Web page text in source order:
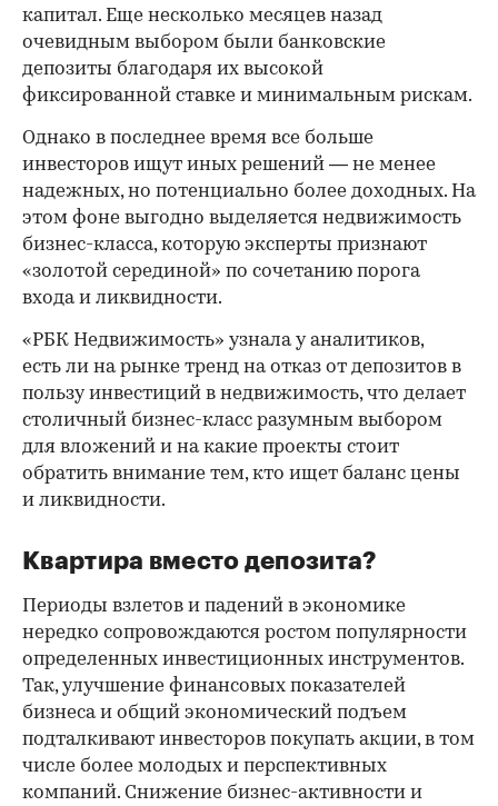
капитал. Еще несколько месяцев назад
очевидным выбором были банковские
депозиты благодаря их высокой
фиксированной ставке и минимальным рискам.
Однако в последнее время все больше
инвесторов ищут иных решений — не менее
надежных, но потенциально более доходных. На
этом фоне выгодно выделяется недвижимость
бизнес-класса, которую эксперты признают
«золотой серединой» по сочетанию порога
входа и ликвидности.
«РБК Недвижимость» узнала у аналитиков,
есть ли на рынке тренд на отказ от депозитов в
пользу инвестиций в недвижимость, что делает
столичный бизнес-класс разумным выбором
для вложений и на какие проекты стоит
обратить внимание тем, кто ищет баланс цены
и ликвидности.
Квартира вместо депозита?
Периоды взлетов и падений в экономике
нередко сопровождаются ростом популярности
определенных инвестиционных инструментов.
Так, улучшение финансовых показателей
бизнеса и общий экономический подъем
подталкивают инвесторов покупать акции, в том
числе более молодых и перспективных
компаний. Снижение бизнес-активности и